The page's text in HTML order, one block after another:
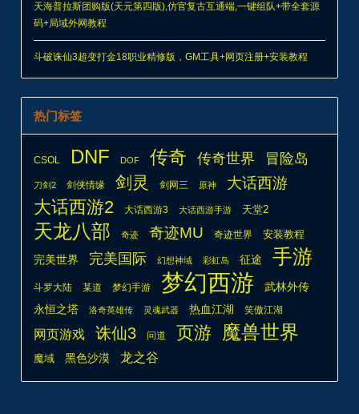
天海普拉斯团购版(天元第四版),仿官复古互通端,一键组队+带全套源
码+局域外网教程
斗破诛仙3超变打金18职业精修版，GM工具+网页注册+安装教程
热门标签
CSOL DNF DOF 传奇 传奇世界 冒险岛
刀剑2 剑侠情缘 剑灵 剑网三 原神 大话西游
大话西游2 大话西游3 大话西游手游 天堂2
天龙八部 奇迹 奇迹MU 奇迹世界 安装教程
完美世界 完美国际 幻想神域 彩虹岛 征途 手游
斗罗大陆 某道 梦幻手游 梦幻西游
武林外传
永恒之塔
洛奇英雄传 灵魂武器 热血江湖 笑傲江湖
网页游戏 诛仙3 问道 页游 魔兽世界
魔域 黑色沙漠 龙之谷